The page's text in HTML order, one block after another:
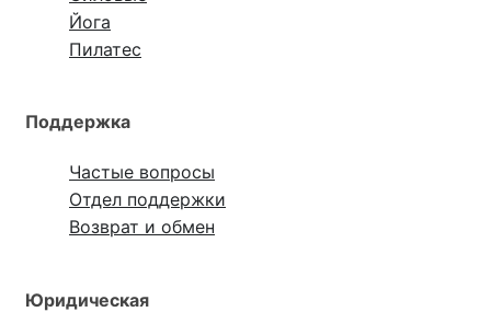
Йога
Пилатес
Поддержка
Частые вопросы
Отдел поддержки
Возврат и обмен
Юридическая